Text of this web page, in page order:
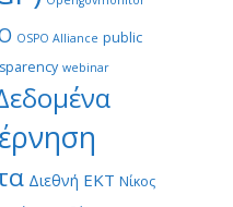
OSPO Alliance public
webinar
Διεθνή ΕΚΤ Νίκος